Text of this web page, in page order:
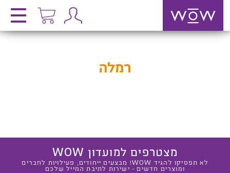
רמלה
מצטרפים למועדון WOW
לא תפסיקו להגיד WOW! מבצעים ייחודים, פעילויות לחברים
ומוצרים חדשים - ישירות לתיבת המייל שלכם